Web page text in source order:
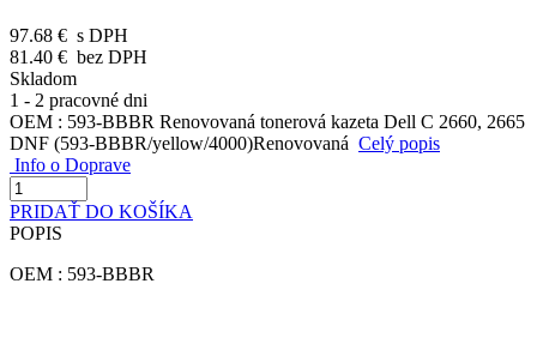
97.68 € s DPH
81.40 € bez DPH
Skladom
1 - 2 pracovné dni
OEM : 593-BBBR Renovovaná tonerová kazeta Dell C 2660, 2665
DNF (593-BBBR/yellow/4000)Renovovaná Celý popis
Info o Doprave
PRIDAŤ DO KOŠÍKA
POPIS
OEM : 593-BBBR